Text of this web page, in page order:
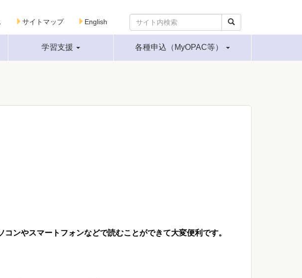
サイトマップ English
学習支援 各種申込（MyOPAC等）
コンやスマートフォンなどで読むことができて大変便利です。